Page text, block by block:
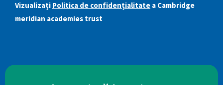
Vizualizați Politica de confidențialitate a Cambridge
meridian academies trust